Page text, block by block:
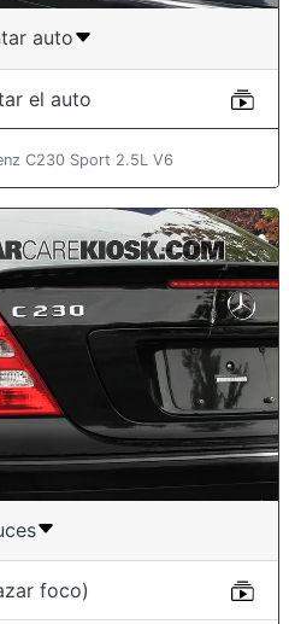
auto
el auto
C230 Sport 2.5L V6
foco)